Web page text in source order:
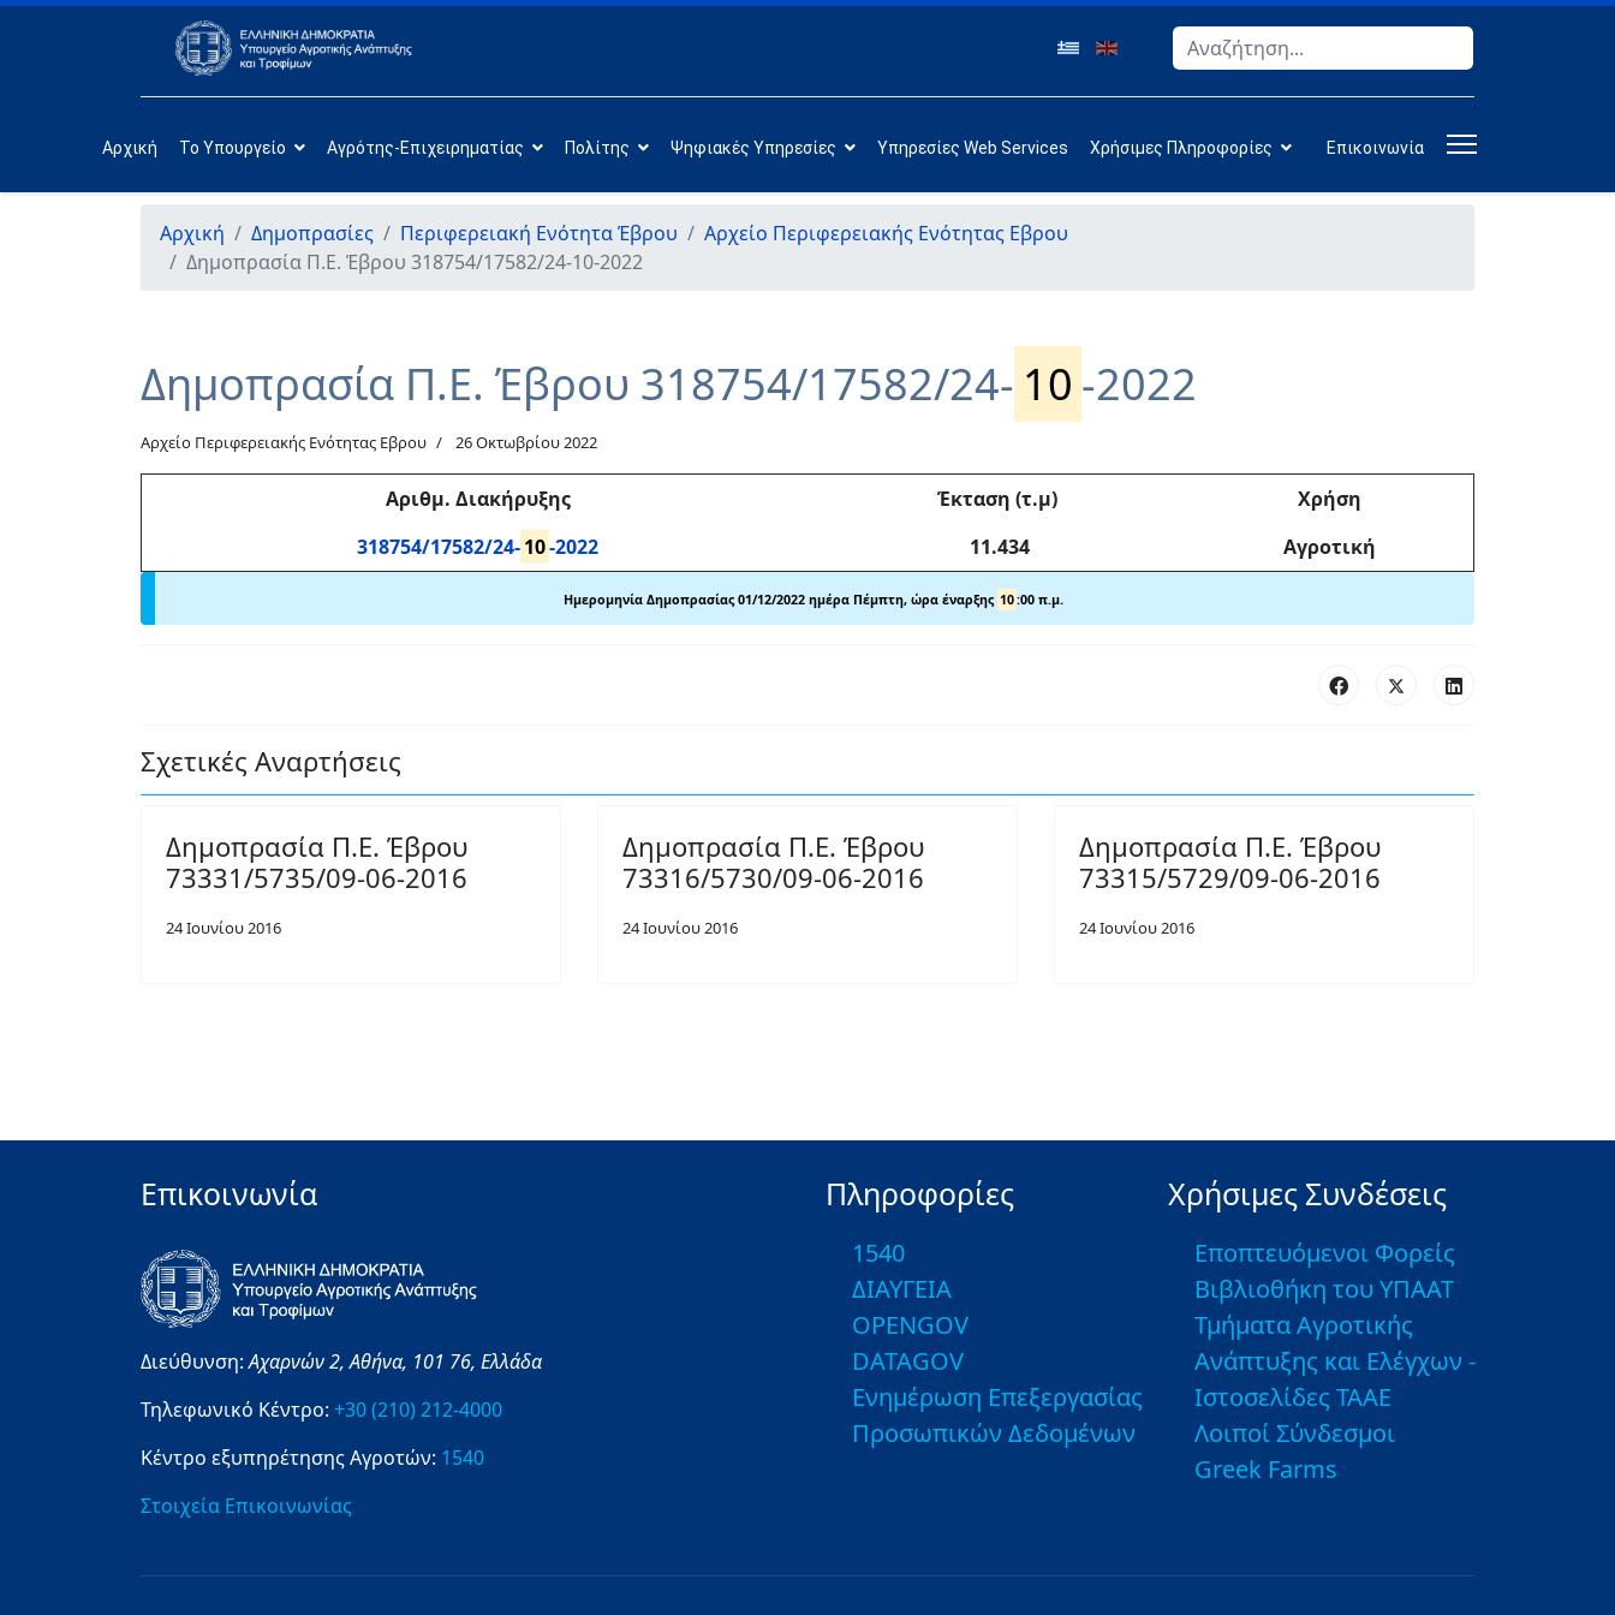
Αναζήτηση
Αρχική Το Υπουργείο Αγρότης-Επιχειρηματίας Πολίτης Ψηφιακές Υπηρεσίες Υπηρεσίες Web Services Χρήσιμες Πληροφορίες Επικοινωνία
Αρχική Δημοπρασίες Περιφερειακή Ενότητα Έβρου
Αρχείο Περιφερειακής Ενότητας Εβρου
Δημοπρασία Π.Ε. Έβρου 318754/17582/24-10-2022
Δημοπρασία Π.Ε. Έβρου 318754/17582/24- 10 -2022
Αρχείο Περιφερειακής Ενότητας Εβρου 26 Οκτωβρίου 2022
Αριθμ. Διακήρυξης Έκταση (τ.μ)
Χρήση
318754/17582/24-10-2022 11.434 Αγροτική
Ημερομηνία Δημοπρασίας 01/12/2022 ημέρα Πέμπτη, ώρα έναρξης 10:00 π.μ.
Σχετικές Αναρτήσεις
Δημοπρασία Π.Ε. Έβρου
73331/5735/09-06-2016
24 Ιουνίου 2016
Δημοπρασία Π.Ε. Έβρου
73316/5730/09-06-2016
24 Ιουνίου 2016
Δημοπρασία Π.Ε. Έβρου
73315/5729/09-06-2016
24 Ιουνίου 2016
Επικοινωνία
Διεύθυνση:Αχαρνών 2,Αθήνα, 101 76, Ελλάδα
Τηλεφωνικό Κέντρο: +30 (210) 212-4000
Κέντρο εξυπηρέτησης Αγροτών: 1540
Στοιχεία Επικοινωνίας
Πληροφορίες
1540
ΔΙΑΥΓΕΙΑ
OPENGOV
DATAGOV
Ενημέρωση Επεξεργασίας
Προσωπικών Δεδομένων
Χρήσιμες Συνδέσεις
Εποπτευόμενοι Φορείς
Βιβλιοθήκη του ΥΠΑΑΤ
Τμήματα Αγροτικής
Ανάπτυξης και Ελέγχων -
Ιστοσελίδες ΤΑΑΕ
Λοιποί Σύνδεσμοι
Greek Farms